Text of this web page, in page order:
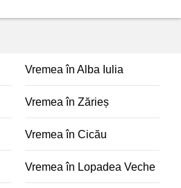
Vremea în Alba Iulia
Vremea în Zărieș
Vremea în Cicău
Vremea în Lopadea Veche